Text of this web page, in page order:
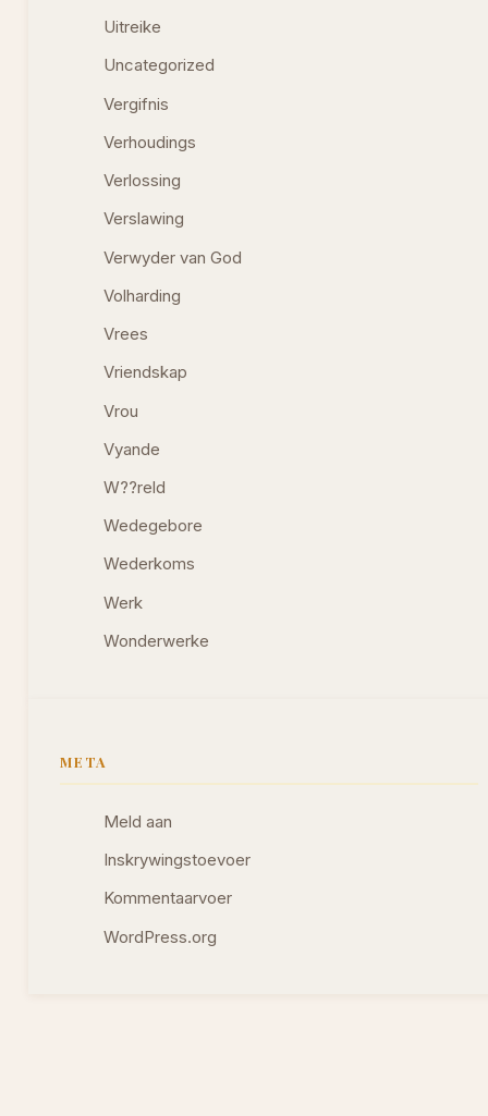
Uitreike
Uncategorized
Vergifnis
Verhoudings
Verlossing
Verslawing
Verwyder van God
Volharding
Vrees
Vriendskap
Vrou
Vyande
W??reld
Wedegebore
Wederkoms
Werk
Wonderwerke
META
Meld aan
Inskrywingstoevoer
Kommentaarvoer
WordPress.org